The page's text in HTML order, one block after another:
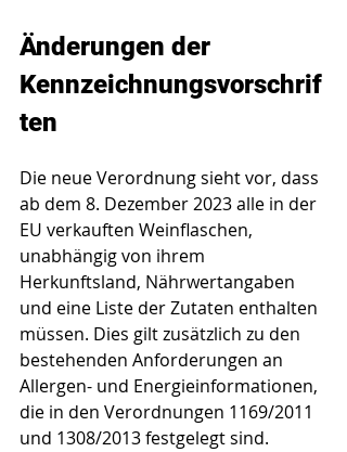
Änderungen der
Kennzeichnungsvorschrif
ten
Die neue Verordnung sieht vor, dass
ab dem 8. Dezember 2023 alle in der
EU verkauften Weinflaschen,
unabhängig von ihrem
Herkunftsland, Nährwertangaben
und eine Liste der Zutaten enthalten
müssen. Dies gilt zusätzlich zu den
bestehenden Anforderungen an
Allergen- und Energieinformationen,
die in den Verordnungen 1169/2011
und 1308/2013 festgelegt sind.